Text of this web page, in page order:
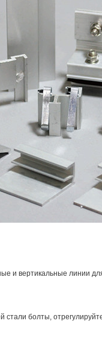
и вертикальные линии
стали болты,